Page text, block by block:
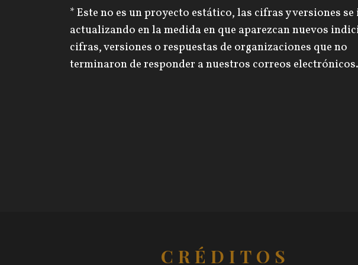
* Este no es un proyecto estático, las cifras y versiones
actualizando en la medida en que aparezcan nuevos
cifras, versiones o respuestas de organizaciones que no
terminaron de responder a nuestros correos electrónicos.
CRÉDITOS